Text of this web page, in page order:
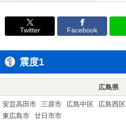
Twitter Facebook
震度1
広島県
安芸高田市 三原市 広島中区 広島西区
東広島市
廿日市市